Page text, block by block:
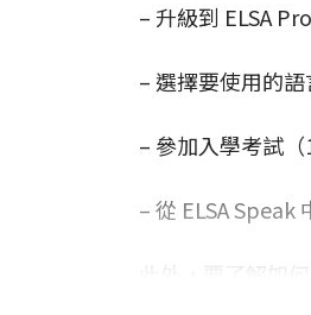
– 升級到 ELSA
– 選擇要使用的
– 參加入學考試
– 從 ELSA